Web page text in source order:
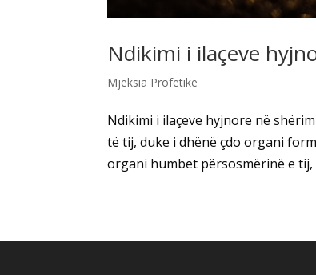
Ndikimi i ilaçeve
Mjeksia Profetike
Ndikimi i ilaçeve hyjnore në
të tij, duke i dhënë çdo organi
organi humbet përsosmërinë e tij,